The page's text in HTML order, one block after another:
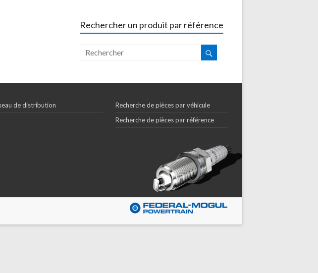
Rechercher un produit par référence
de distribution
Recherche de pièces par véhicule
Recherche de pièces par référence